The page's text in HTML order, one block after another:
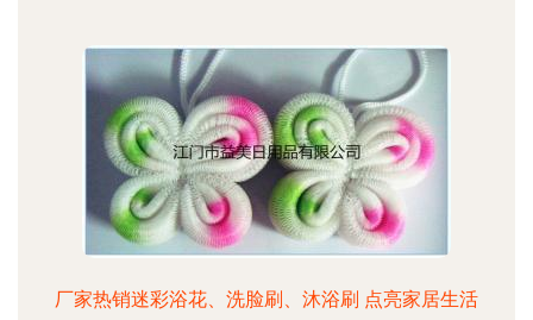
厂家热销迷彩浴花、洗脸刷、沐浴刷 点亮家居生活